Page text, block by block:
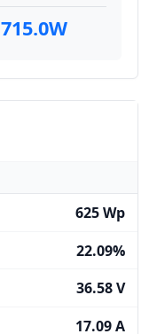
715.0W
625 Wp
22.09%
36.58 V
17.09 A